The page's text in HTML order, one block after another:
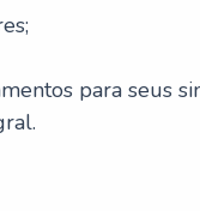
para seus